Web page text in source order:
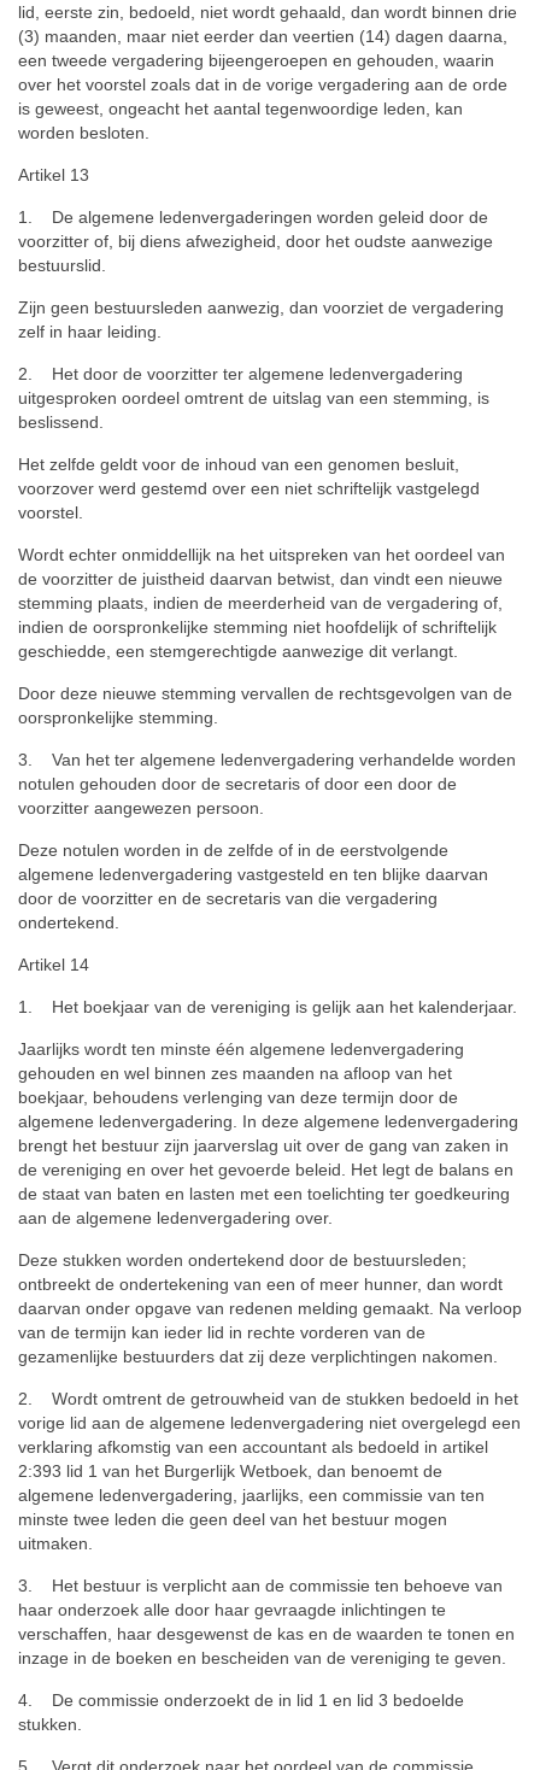
lid, eerste zin, bedoeld, niet wordt gehaald, dan wordt binnen drie
(3) maanden, maar niet eerder dan veertien (14) dagen daarna,
een tweede vergadering bijeengeroepen en gehouden, waarin
over het voorstel zoals dat in de vorige vergadering aan de orde
is geweest, ongeacht het aantal tegenwoordige leden, kan
worden besloten.
Artikel 13
1. De algemene ledenvergaderingen worden geleid door de
voorzitter of, bij diens afwezigheid, door het oudste aanwezige
bestuurslid.
Zijn geen bestuursleden aanwezig, dan voorziet de vergadering
zelf in haar leiding.
2. Het door de voorzitter ter algemene ledenvergadering
uitgesproken oordeel omtrent de uitslag van een stemming, is
beslissend.
Het zelfde geldt voor de inhoud van een genomen besluit,
voorzover werd gestemd over een niet schriftelijk vastgelegd
voorstel.
Wordt echter onmiddellijk na het uitspreken van het oordeel van
de voorzitter de juistheid daarvan betwist, dan vindt een nieuwe
stemming plaats, indien de meerderheid van de vergadering of,
indien de oorspronkelijke stemming niet hoofdelijk of schriftelijk
geschiedde, een stemgerechtigde aanwezige dit verlangt.
Door deze nieuwe stemming vervallen de rechtsgevolgen van de
oorspronkelijke stemming.
3. Van het ter algemene ledenvergadering verhandelde worden
notulen gehouden door de secretaris of door een door de
voorzitter aangewezen persoon.
Deze notulen worden in de zelfde of in de eerstvolgende
algemene ledenvergadering vastgesteld en ten blijke daarvan
door de voorzitter en de secretaris van die vergadering
ondertekend.
Artikel 14
1. Het boekjaar van de vereniging is gelijk aan het kalenderjaar.
Jaarlijks wordt ten minste één algemene ledenvergadering
gehouden en wel binnen zes maanden na afloop van het
boekjaar, behoudens verlenging van deze termijn door de
algemene ledenvergadering. In deze algemene ledenvergadering
brengt het bestuur zijn jaarverslag uit over de gang van zaken in
de vereniging en over het gevoerde beleid. Het legt de balans en
de staat van baten en lasten met een toelichting ter goedkeuring
aan de algemene ledenvergadering over.
Deze stukken worden ondertekend door de bestuursleden;
ontbreekt de ondertekening van een of meer hunner, dan wordt
daarvan onder opgave van redenen melding gemaakt. Na verloop
van de termijn kan ieder lid in rechte vorderen van de
gezamenlijke bestuurders dat zij deze verplichtingen nakomen.
2. Wordt omtrent de getrouwheid van de stukken bedoeld in het
vorige lid aan de algemene ledenvergadering niet overgelegd een
verklaring afkomstig van een accountant als bedoeld in artikel
2:393 lid 1 van het Burgerlijk Wetboek, dan benoemt de
algemene ledenvergadering, jaarlijks, een commissie van ten
minste twee leden die geen deel van het bestuur mogen
uitmaken.
3. Het bestuur is verplicht aan de commissie ten behoeve van
haar onderzoek alle door haar gevraagde inlichtingen te
verschaffen, haar desgewenst de kas en de waarden te tonen en
inzage in de boeken en bescheiden van de vereniging te geven.
4. De commissie onderzoekt de in lid 1 en lid 3 bedoelde
stukken.
5. Vergt dit onderzoek naar het oordeel van de commissie